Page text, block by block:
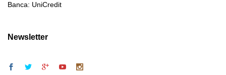
Banca: UniCredit
Newsletter